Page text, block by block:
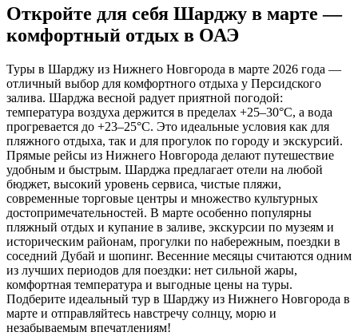
Откройте для себя Шарджу в марте —
комфортный отдых в ОАЭ
Туры в Шарджу из Нижнего Новгорода в марте 2026 года —
отличный выбор для комфортного отдыха у Персидского
залива. Шарджа весной радует приятной погодой:
температура воздуха держится в пределах +25–30°C, а вода
прогревается до +23–25°C. Это идеальные условия как для
пляжного отдыха, так и для прогулок по городу и экскурсий.
Прямые рейсы из Нижнего Новгорода делают путешествие
удобным и быстрым. Шарджа предлагает отели на любой
бюджет, высокий уровень сервиса, чистые пляжи,
современные торговые центры и множество культурных
достопримечательностей. В марте особенно популярны
пляжный отдых и купание в заливе, экскурсии по музеям и
историческим районам, прогулки по набережным, поездки в
соседний Дубай и шопинг. Весенние месяцы считаются одним
из лучших периодов для поездки: нет сильной жары,
комфортная температура и выгодные цены на туры.
Подберите идеальный тур в Шарджу из Нижнего Новгорода в
марте и отправляйтесь навстречу солнцу, морю и
незабываемым впечатлениям!